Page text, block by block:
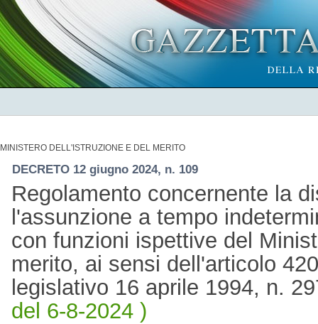
MINISTERO DELL'ISTRUZIONE E DEL MERITO
DECRETO 12 giugno 2024, n. 109
Regolamento concernente la
l'assunzione a tempo
con funzioni ispettive del
merito, ai sensi dell'articolo
legislativo 16 aprile 1994, n.
del 6-8-2024 )